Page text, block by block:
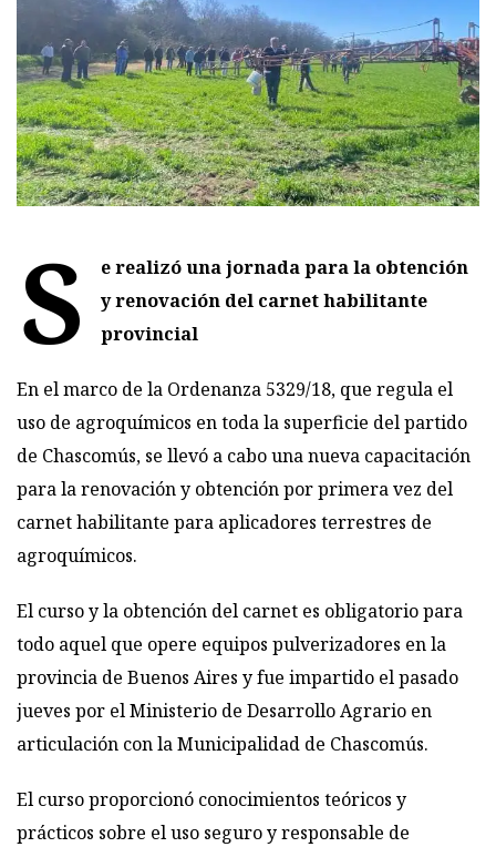
S
e realizó una jornada para la obtención
y renovación del carnet habilitante
provincial
En el marco de la Ordenanza 5329/18, que regula el
uso de agroquímicos en toda la superficie del partido
de Chascomús, se llevó a cabo una nueva capacitación
para la renovación y obtención por primera vez del
carnet habilitante para aplicadores terrestres de
agroquímicos.
El curso y la obtención del carnet es obligatorio para
todo aquel que opere equipos pulverizadores en la
provincia de Buenos Aires y fue impartido el pasado
jueves por el Ministerio de Desarrollo Agrario en
articulación con la Municipalidad de Chascomús.
El curso proporcionó conocimientos teóricos y
prácticos sobre el uso seguro y responsable de